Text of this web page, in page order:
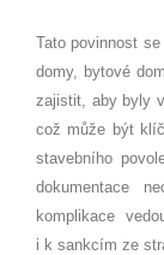
Tato povinnost
domy, bytové
zajistit, aby byly
což může být
stavebního
dokumentace
komplikace
i k sankcím ze